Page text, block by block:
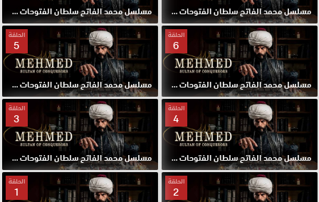
مسلسل محمد الفاتح سلطان الفتوحات مترجم الحلقة 8 HD مسلسل محمد الفاتح سلطان الفتوحات مترجم الحلقة 7 HD
الحلقة
6
مسلسل محمد الفاتح سلطان الفتوحات مترجم الحلقة 6 HD
الحلقة
5
مسلسل محمد الفاتح سلطان الفتوحات مترجم الحلقة 5 HD
الحلقة
4
مسلسل محمد الفاتح سلطان الفتوحات مترجم الحلقة 4 HD
الحلقة
3
مسلسل محمد الفاتح سلطان الفتوحات مترجم الحلقة 3 HD
الحلقة
2
الحلقة
1